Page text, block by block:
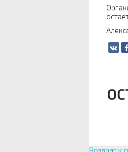
Возврат к